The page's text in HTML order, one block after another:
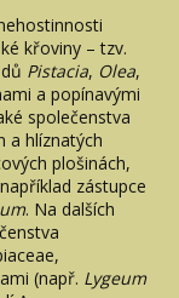
křoviny – tzv.
Pistacia, Olea,
a popínavými
společenstva
a hlíznatých
plošinách,
zástupce
. Na dalších
(např. Lygeum